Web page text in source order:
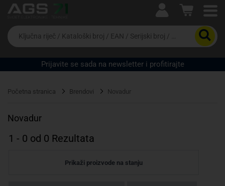
Ova postavka prilagođava asortiman proizvoda i
cijene vašim potrebama.
Da
biste
potražili
proizvod,
unesite
riječ,
EAN
serijski
Prijavite se sada na newsletter i profitirajte
Početna stranica Brendovi Novadur
Novadur
1 - 0 od 0 Rezultata
Prikaži proizvode na stanju